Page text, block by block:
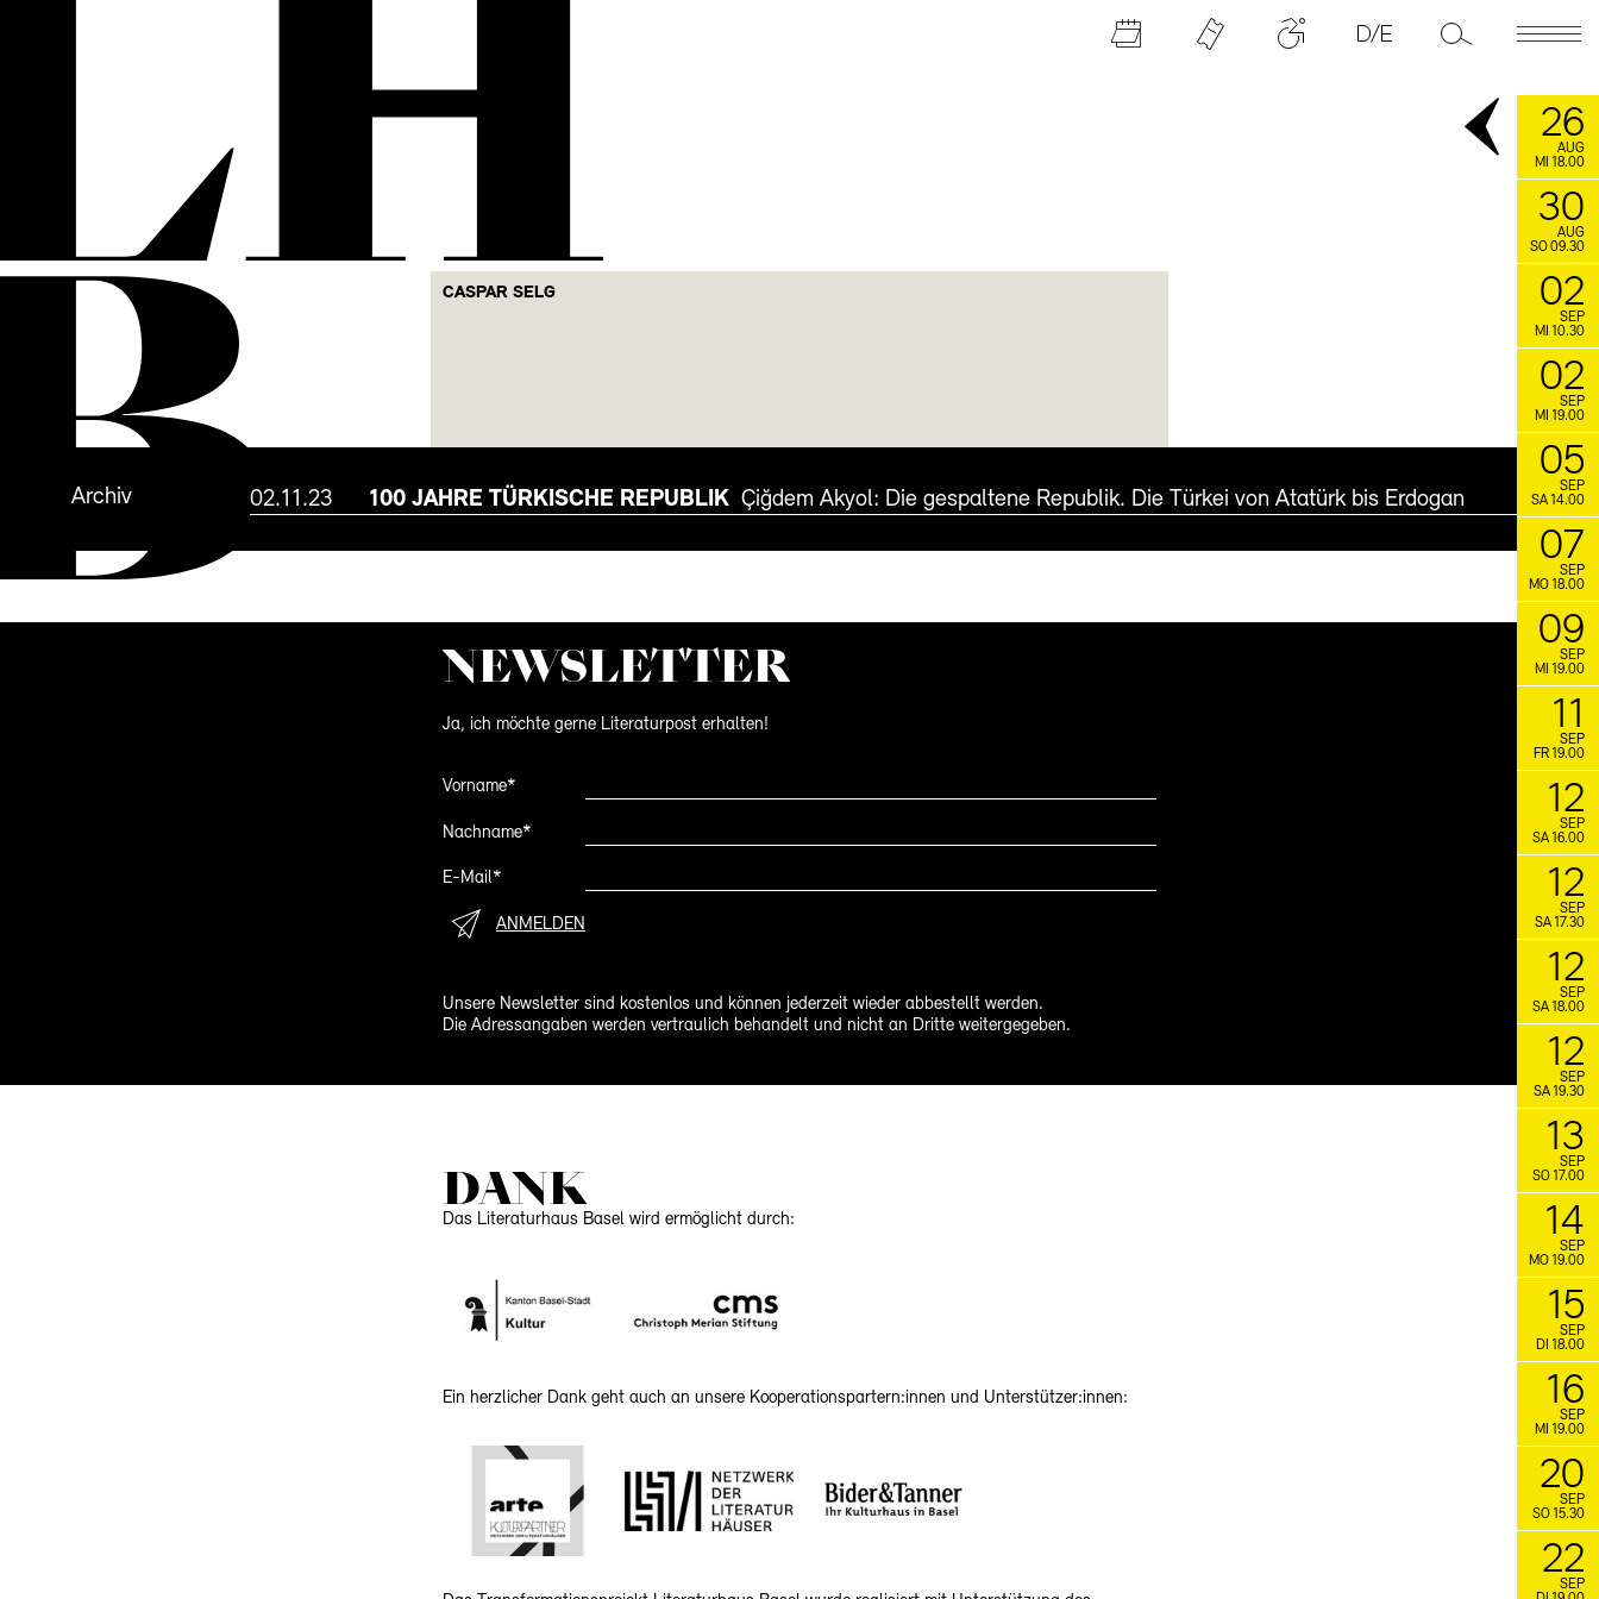
CASPAR SELG
Archiv 02.11.23 100 JAHRE TÜRKISCHE REPUBLIK Çiğdem Akyol: Die gespaltene Republik. Die Türkei von Atatürk bis Erdogan
NEWS­LETTER
Ja, ich möchte gerne Literaturpost erhalten!
Vorname*
Nachname*
E-Mail*
ANMELDEN
Unsere Newsletter sind kostenlos und können jederzeit wieder abbestellt werden.
Die Adressangaben werden vertraulich behandelt und nicht an Dritte weitergegeben.
DANK
Das Literaturhaus Basel wird ermöglicht durch:
Ein herzlicher Dank geht auch an unsere Kooperationspartern:innen und Unterstützer:innen:
26
AUG
MI 18.00
30
AUG
SO 09.30
02
SEP
MI 10.30
02
SEP
MI 19.00
05
SEP
SA 14.00
07
SEP
MO 18.00
09
SEP
MI 19.00
11
SEP
FR 19.00
12
SEP
SA 16.00
12
SEP
SA 17.30
12
SEP
SA 18.00
12
SEP
SA 19.30
13
SEP
SO 17.00
14
SEP
MO 19.00
15
SEP
DI 18.00
16
SEP
MI 19.00
20
SEP
SO 15.30
22
SEP